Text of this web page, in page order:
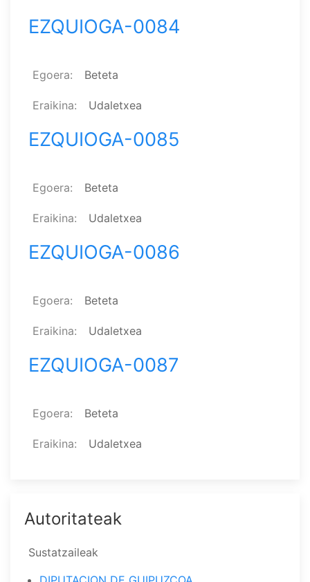
EZQUIOGA-0084
Egoera Beteta
Eraikina Udaletxea
EZQUIOGA-0085
Egoera Beteta
Eraikina Udaletxea
EZQUIOGA-0086
Egoera Beteta
Eraikina Udaletxea
EZQUIOGA-0087
Egoera Beteta
Eraikina Udaletxea
Autoritateak
Sustatzaileak